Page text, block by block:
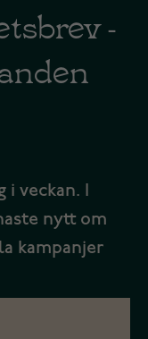
-
i veckan. I
nytt om
kampanjer